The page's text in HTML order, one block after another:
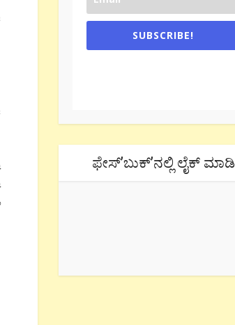
SUBSCRIBE!
ಫೇಸ್’ಬುಕ್’ನಲ್ಲಿ ಲೈಕ್ ಮಾಡಿ